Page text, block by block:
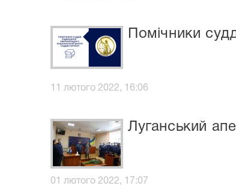
Помічники
11 лютого 2022, 16:06
Луганський
01 лютого 2022, 17:07